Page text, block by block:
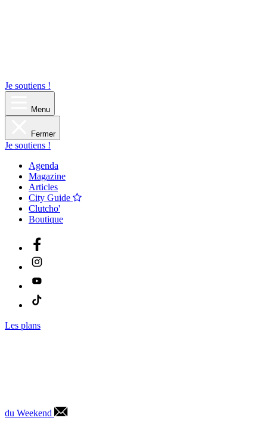
Je soutiens !
Menu
Fermer
Je soutiens !
Agenda
Magazine
Articles
City Guide
Clutcho'
Boutique
Les plans
du Weekend